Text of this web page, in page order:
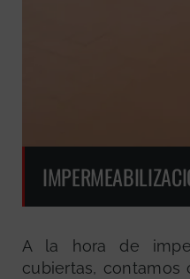
A la hora de
cubiertas,